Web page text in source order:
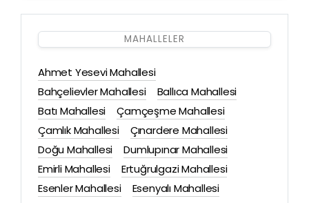
MAHALLELER
Ahmet Yesevi Mahallesi
Bahçelievler Mahallesi
Ballıca Mahallesi
Batı Mahallesi
Çamçeşme Mahallesi
Çamlık Mahallesi
Çınardere Mahallesi
Doğu Mahallesi
Dumlupınar Mahallesi
Emirli Mahallesi
Ertuğrulgazi Mahallesi
Esenler Mahallesi
Esenyalı Mahallesi